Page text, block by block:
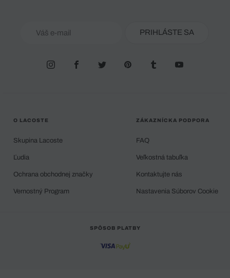
PRIHLÁSTE SA
O LACOSTE
Skupina Lacoste
Ľudia
Ochrana obchodnej značky
Vernostný Program
ZÁKAZNÍCKA PODPORA
FAQ
Veľkostná tabuľka
Kontaktujte nás
Nastavenia Súborov Cookie
SPÔSOB PLATBY